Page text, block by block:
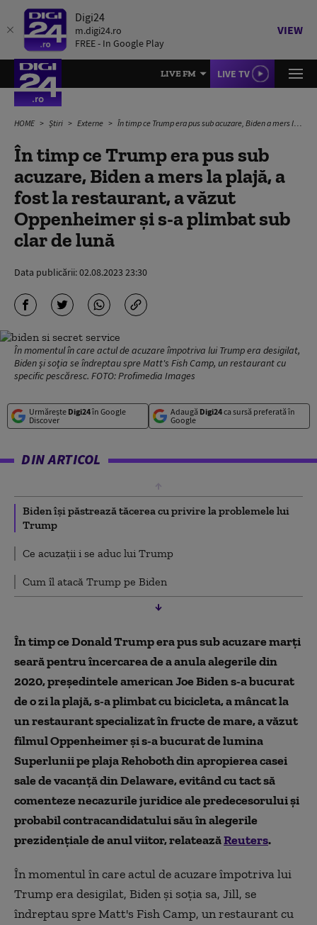
Digi24
m.digi24.ro
FREE - In Google Play
VIEW
LIVE FM LIVE TV
HOME Știri Externe În timp ce Trump era pus sub acuzare, Biden a mers la plajă, a fost la restaurant, a văzut Oppenheimer şi s-a plimbat sub clar de lună
În timp ce Trump era pus sub
acuzare, Biden a mers la plajă, a
fost la restaurant, a văzut
Oppenheimer şi s-a plimbat sub
clar de lună
Data publicării:02.08.2023 23:30
În momentul în care actul de acuzare împotriva lui Trump era desigilat,
Biden şi soţia se îndreptau spre Matt's Fish Camp, un restaurant cu
specific pescăresc. FOTO: Profimedia Images
Urmărește Digi24în Google
Discover
Adaugă Digi24ca sursă preferată în
Google
DIN ARTICOL
Biden își păstrează tăcerea cu privire la problemele lui
Trump
Ce acuzații i se aduc lui Trump
Cum îl atacă Trump pe Biden
În timp ce Donald Trump era pus sub acuzare marţi
seară pentru încercarea de a anula alegerile din
2020, preşedintele american Joe Biden s-a bucurat
de o zi la plajă, s-a plimbat cu bicicleta, a mâncat la
un restaurant specializat în fructe de mare, a văzut
filmul Oppenheimer și s-a bucurat de lumina
Superlunii pe plaja Rehoboth din apropierea casei
sale de vacanţă din Delaware, evitând cu tact să
comenteze necazurile juridice ale predecesorului şi
probabil contracandidatului său în alegerile
prezidenţiale de anul viitor, relateazăReuters.
În momentul în care actul de acuzare împotriva lui
Trump era desigilat, Biden şi soţia sa, Jill, se
îndreptau spre Matt's Fish Camp, un restaurant cu